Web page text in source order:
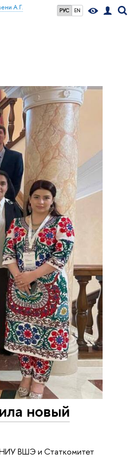
РУС EN
А.Г.
новый
НИУ ВШЭ и Статкомитет